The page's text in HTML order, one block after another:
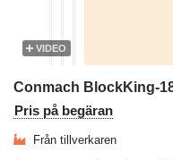
VIDEO
Pris på begäran
Från tillverkaren